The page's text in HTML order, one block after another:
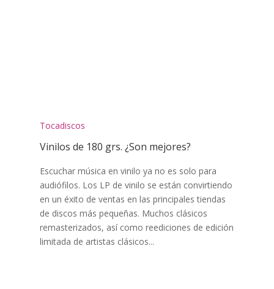
Tocadiscos
Vinilos de 180 grs. ¿Son mejores?
Escuchar música en vinilo ya no es solo para
audiófilos. Los LP de vinilo se están convirtiendo
en un éxito de ventas en las principales tiendas
de discos más pequeñas. Muchos clásicos
remasterizados, así como reediciones de edición
limitada de artistas clásicos...